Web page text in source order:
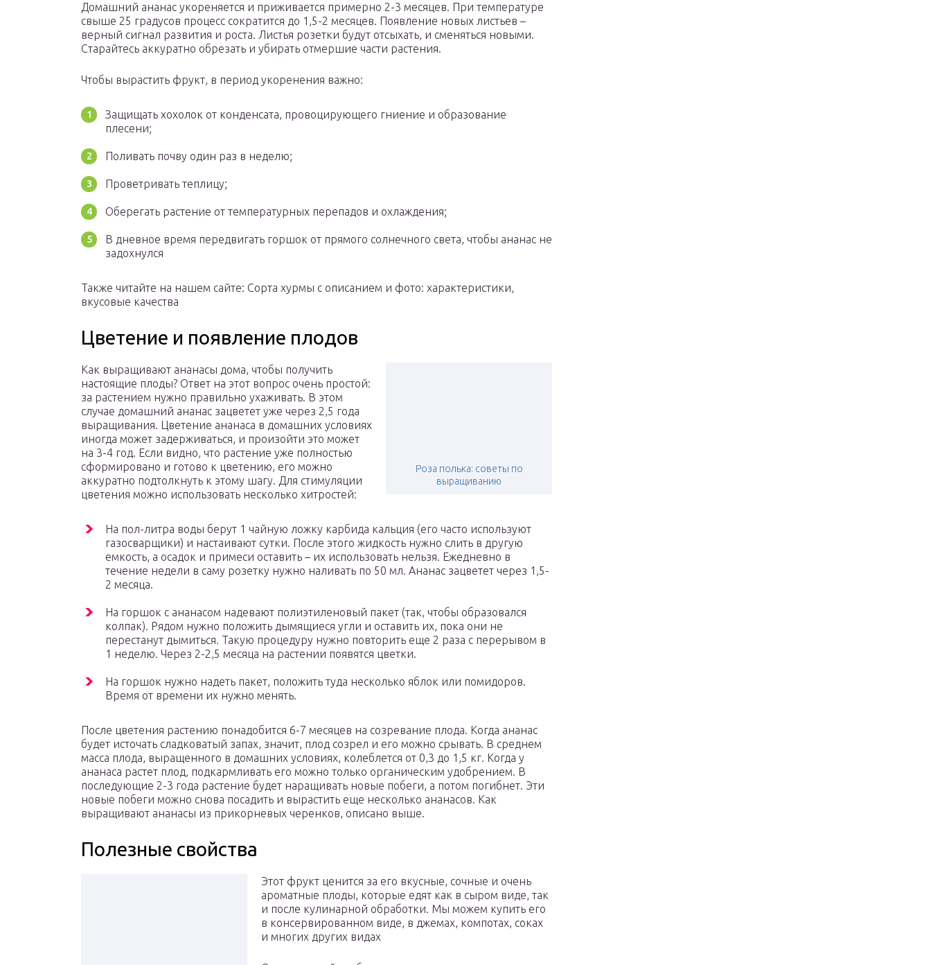
Домашний ананас укореняется и приживается примерно 2-3 месяцев. При температуре
свыше 25 градусов процесс сократится до 1,5-2 месяцев. Появление новых листьев –
верный сигнал развития и роста. Листья розетки будут отсыхать, и сменяться новыми.
Старайтесь аккуратно обрезать и убирать отмершие части растения.
Чтобы вырастить фрукт, в период укоренения важно:
Защищать хохолок от конденсата, провоцирующего гниение и образование
плесени;
Поливать почву один раз в неделю;
Проветривать теплицу;
Оберегать растение от температурных перепадов и охлаждения;
В дневное время передвигать горшок от прямого солнечного света, чтобы ананас не
задохнулся
Также читайте на нашем сайте: Сорта хурмы с описанием и фото: характеристики,
вкусовые качества
Цветение и появление плодов
Роза полька: советы по
выращиванию
Как выращивают ананасы дома, чтобы получить
настоящие плоды? Ответ на этот вопрос очень простой:
за растением нужно правильно ухаживать. В этом
случае домашний ананас зацветет уже через 2,5 года
выращивания. Цветение ананаса в домашних условиях
иногда может задерживаться, и произойти это может
на 3-4 год. Если видно, что растение уже полностью
сформировано и готово к цветению, его можно
аккуратно подтолкнуть к этому шагу. Для стимуляции
цветения можно использовать несколько хитростей:
На пол-литра воды берут 1 чайную ложку карбида кальция (его часто используют
газосварщики) и настаивают сутки. После этого жидкость нужно слить в другую
емкость, а осадок и примеси оставить – их использовать нельзя. Ежедневно в
течение недели в саму розетку нужно наливать по 50 мл. Ананас зацветет через 1,5-
2 месяца.
На горшок с ананасом надевают полиэтиленовый пакет (так, чтобы образовался
колпак). Рядом нужно положить дымящиеся угли и оставить их, пока они не
перестанут дымиться. Такую процедуру нужно повторить еще 2 раза с перерывом в
1 неделю. Через 2-2,5 месяца на растении появятся цветки.
На горшок нужно надеть пакет, положить туда несколько яблок или помидоров.
Время от времени их нужно менять.
После цветения растению понадобится 6-7 месяцев на созревание плода. Когда ананас
будет источать сладковатый запах, значит, плод созрел и его можно срывать. В среднем
масса плода, выращенного в домашних условиях, колеблется от 0,3 до 1,5 кг. Когда у
ананаса растет плод, подкармливать его можно только органическим удобрением. В
последующие 2-3 года растение будет наращивать новые побеги, а потом погибнет. Эти
новые побеги можно снова посадить и вырастить еще несколько ананасов. Как
выращивают ананасы из прикорневых черенков, описано выше.
Полезные свойства
Этот фрукт ценится за его вкусные, сочные и очень
ароматные плоды, которые едят как в сыром виде, так
и после кулинарной обработки. Мы можем купить его
в консервированном виде, в джемах, компотах, соках
и многих других видах